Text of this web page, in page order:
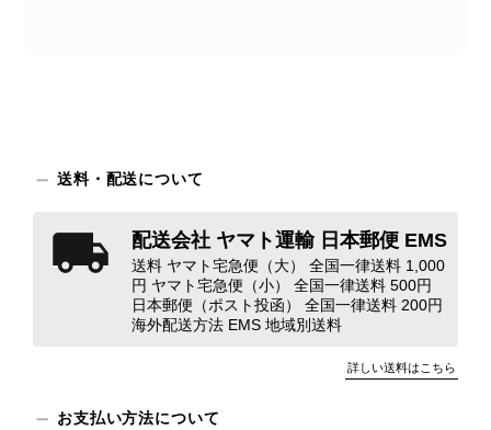
観の印象だけで商品の状態全体を判断
映しております。 ご不快な思いをさ
れた中で、率直なご意見をお寄せいた
だきましたことに感謝申し上げます。
今回のご指摘を重く受け止め、まずは
きます。 掲載内容では分からない状
時の見落としとして真摯に受け止め、
送料・配送について
配送会社 ヤマト運輸 日本郵便 EMS
送料 ヤマト宅急便（大） 全国一律送料 1,000
円 ヤマト宅急便（小） 全国一律送料 500円
日本郵便（ポスト投函） 全国一律送料 200円
海外配送方法 EMS 地域別送料
詳しい送料はこちら
お支払い方法について